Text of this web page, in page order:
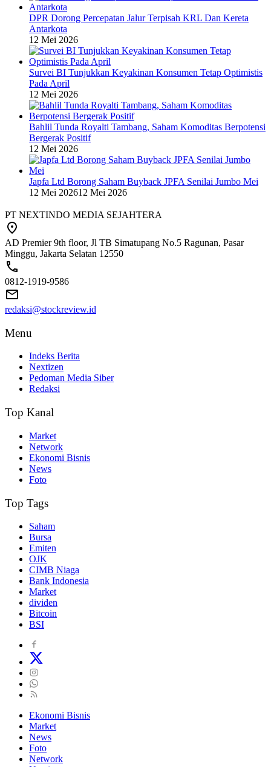
DPR Dorong Percepatan Jalur Terpisah KRL Dan Kereta
Antarkota
12 Mei 2026
Survei BI Tunjukkan Keyakinan Konsumen Tetap Optimistis
Pada April
12 Mei 2026
Bahlil Tunda Royalti Tambang, Saham Komoditas Berpotensi
Bergerak Positif
12 Mei 2026
Japfa Ltd Borong Saham Buyback JPFA Senilai Jumbo Mei
12 Mei 202612 Mei 2026
PT NEXTINDO MEDIA SEJAHTERA
AD Premier 9th floor, Jl TB Simatupang No.5 Ragunan, Pasar
Minggu, Jakarta Selatan 12550
0812-1919-9586
redaksi@stockreview.id
Menu
Indeks Berita
Nextizen
Pedoman Media Siber
Redaksi
Top Kanal
Market
Network
Ekonomi Bisnis
News
Foto
Top Tags
Saham
Bursa
Emiten
OJK
CIMB Niaga
Bank Indonesia
Market
dividen
Bitcoin
BSI
Ekonomi Bisnis
Market
News
Foto
Network